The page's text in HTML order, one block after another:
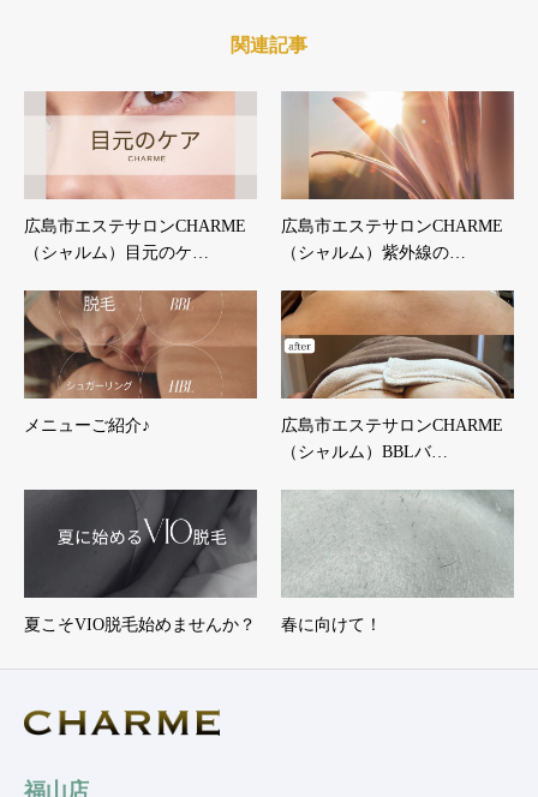
関連記事
広島市エステサロンCHARME
（シャルム）目元のケ…
広島市エステサロンCHARME
（シャルム）紫外線の…
メニューご紹介♪
広島市エステサロンCHARME
（シャルム）BBLバ…
夏こそVIO脱毛始めませんか？ 春に向けて！
福山店